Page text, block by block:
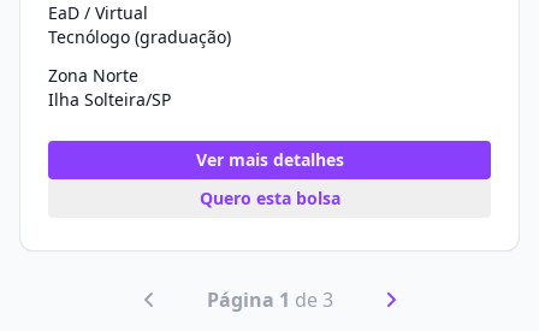
EaD / Virtual
Tecnólogo (graduação)
Zona Norte
Ilha Solteira/SP
Ver mais detalhes
Quero esta bolsa
Página 1 de 3